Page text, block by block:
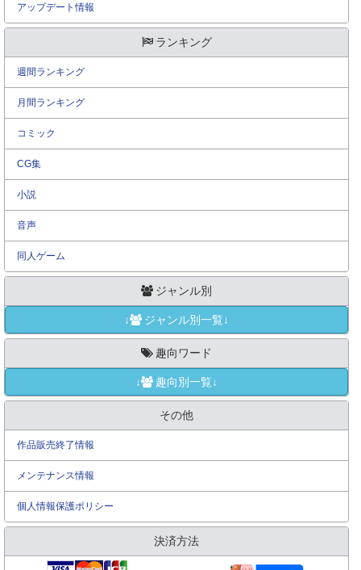
アップデート情報
ランキング
週間ランキング
月間ランキング
コミック
CG集
小説
音声
同人ゲーム
ジャンル別
↓ ジャンル別一覧↓
趣向ワード
↓ 趣向別一覧↓
その他
作品販売終了情報
メンテナンス情報
個人情報保護ポリシー
決済方法